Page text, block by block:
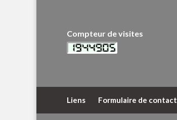
Compteur de visites
Liens Formulaire de contact